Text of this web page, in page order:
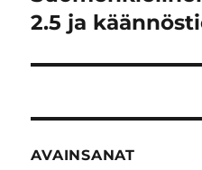
artikkeli:
2.5 ja
AVAINSANAT